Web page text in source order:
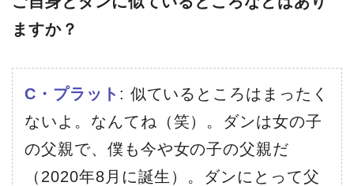
ますか？
C・プラット : 似ているところはまったく
ないよ。なんてね（笑）。ダンは女の子
の父親で、僕も今や女の子の父親だ
（2020年8月に誕生）。ダンにとって父